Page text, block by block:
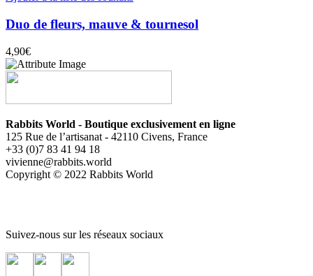
Duo de fleurs, mauve & tournesol
4,90€
Rabbits World - Boutique exclusivement en ligne
125 Rue de l’artisanat - 42110 Civens, France
+33 (0)7 83 41 94 18
vivienne@rabbits.world
Copyright © 2022 Rabbits World
Suivez-nous sur les réseaux sociaux